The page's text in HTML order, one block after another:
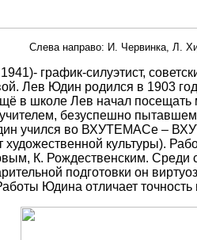
Слева направо: И. Червинка, Л.
график-силуэтист,
Лев Юдин родился в 1903
в школе Лев начал посещать
безуспешно
учился во ВХУТЕМАСе –
культуры).
К. Рождественским.
подготовки он
Юдина отличает